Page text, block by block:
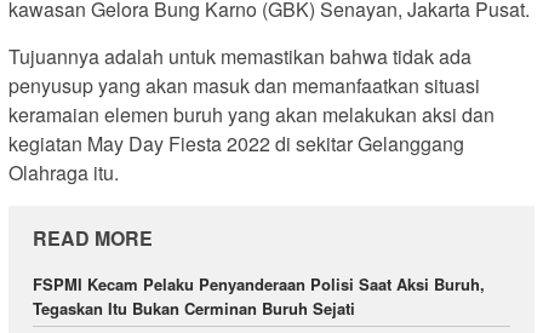
kawasan Gelora Bung Karno (GBK) Senayan, Jakarta Pusat.
Tujuannya adalah untuk memastikan bahwa tidak ada
penyusup yang akan masuk dan memanfaatkan situasi
keramaian elemen buruh yang akan melakukan aksi dan
kegiatan May Day Fiesta 2022 di sekitar Gelanggang
Olahraga itu.
READ MORE
FSPMI Kecam Pelaku Penyanderaan Polisi Saat Aksi Buruh,
Tegaskan Itu Bukan Cerminan Buruh Sejati